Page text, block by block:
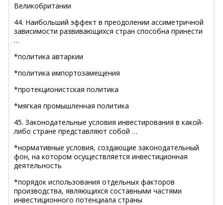
Великобритании
44. Наибольший эффект в преодолении ассиметричной
зависимости развивающихся стран способна принести
…
*политика автаркии
*политика импортозамещения
*протекционистская политика
*мягкая промышленная политика
45. Законодательные условия инвестирования в какой-
либо стране представляют собой …
*нормативные условия, создающие законодательный
фон, на котором осуществляется инвестиционная
деятельность
*порядок использования отдельных факторов
производства, являющихся составными частями
инвестиционного потенциала страны